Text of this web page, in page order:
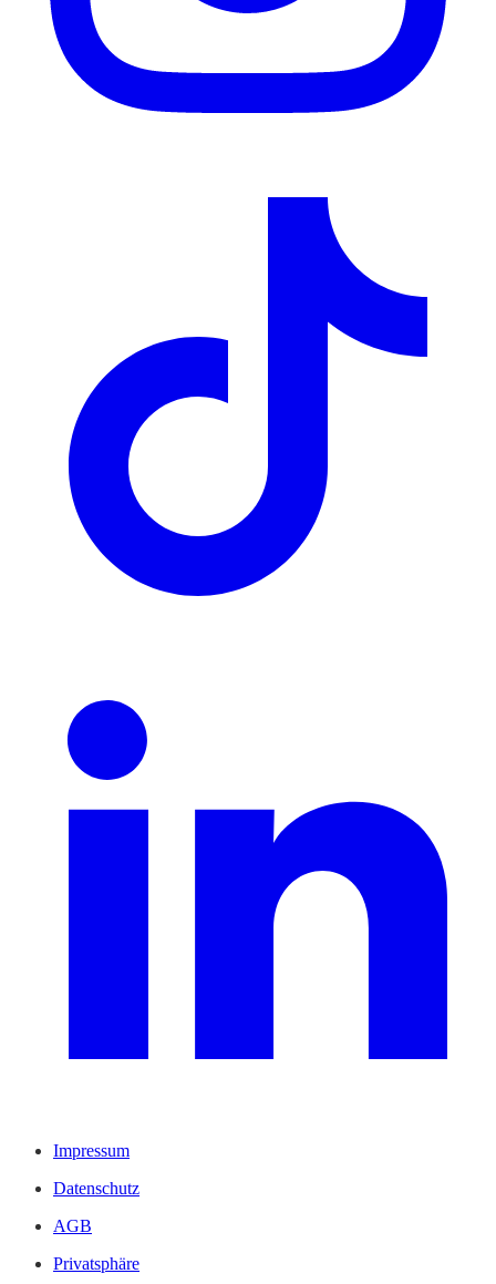
Impressum
Datenschutz
AGB
Privatsphäre